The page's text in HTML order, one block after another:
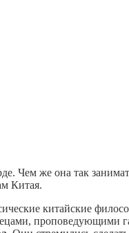
Чем же она так
Китая.
китайские
проповедующими